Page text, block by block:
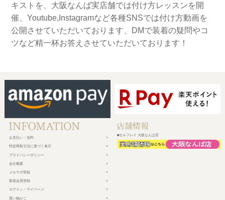
キストを、大阪なんば実店舗では付け方レッスンを開
催、Youtube,Instagramなど各種SNSでは付け方動画を
公開させていただいております、DMで装着の疑問やコ
ツなど精一杯お答えさせていただいております！
お支払い・送料
特定商取引法に基づく表示
プライバシーポリシー
会社概要
メルマガ登録
新規会員登録
ログイン・マイページ
買い物かご
■セルフレイ 大阪なんば店